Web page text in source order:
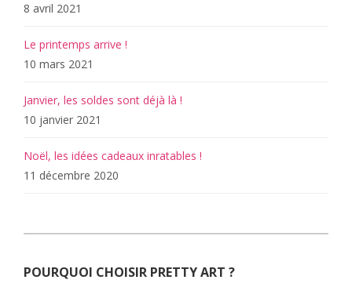
8 avril 2021
Le printemps arrive !
10 mars 2021
Janvier, les soldes sont déjà là !
10 janvier 2021
Noël, les idées cadeaux inratables !
11 décembre 2020
POURQUOI CHOISIR PRETTY ART ?